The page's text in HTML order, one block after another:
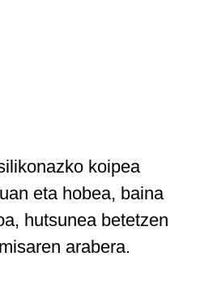
koipea
eta hobea, baina
hutsunea betetzen
arabera.